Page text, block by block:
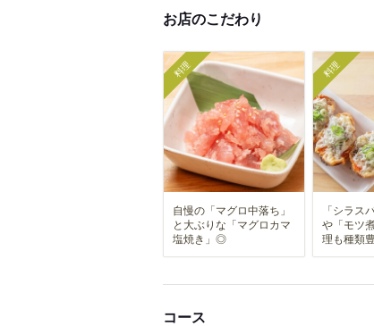
お店のこだわり
料理
自慢の「マグロ中落ち」
と大ぶりな「マグロカマ
塩焼き」◎
料理
「シラス
や「モツ
理も種類
コース